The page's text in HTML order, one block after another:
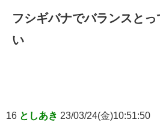
フシギバナでバランスと
い
16 としあき 23/03/24(金)10:51:50